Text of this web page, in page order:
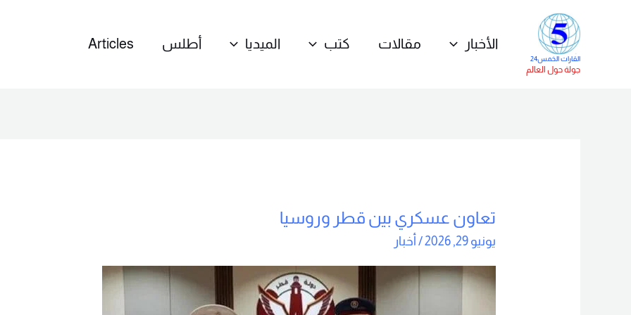
القارات الخمس24
جولة حول العالم
الأخبار مقالات كتب الميديا أطلس Articles
تعاون عسكري بين قطر وروسيا
يونيو 29, 2026 / أخبار
تعاون
عسكري
قطر